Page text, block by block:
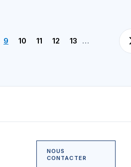
9 10 11 12 13 …
NOUS
CONTACTER